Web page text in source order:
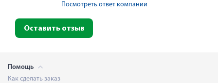
Посмотреть ответ компании
Оставить отзыв
Помощь
Как сделать заказ